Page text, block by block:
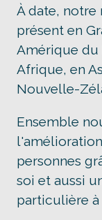
À date, notre
présent en
Amérique du
Afrique, en
Nouvelle-
Ensemble
personnes
soi et aussi
particulière à